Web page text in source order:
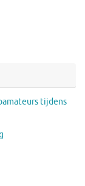
tijdens